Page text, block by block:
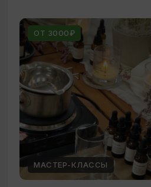
ОТ 3000₽
МАСТЕР-КЛАССЫ